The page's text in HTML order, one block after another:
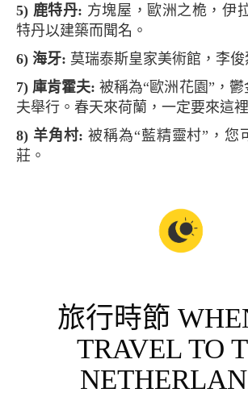
5) 鹿特丹: 方塊屋，歐洲之桅，
特丹以建築而聞名。
6) 海牙: 莫瑞泰斯皇家美術館，李
7) 庫肯霍夫: 被稱為“歐洲花園”，
夫舉行。春天來荷蘭，一定要來這裡
8) 羊角村: 被稱為“藍精靈村”，您
莊。
旅行時節 WHEN TO
TRAVEL TO